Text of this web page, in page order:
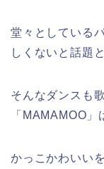
堂々としている
しくないと話題
そんなダンスも
「MAMAMOO」
かっこかわいい